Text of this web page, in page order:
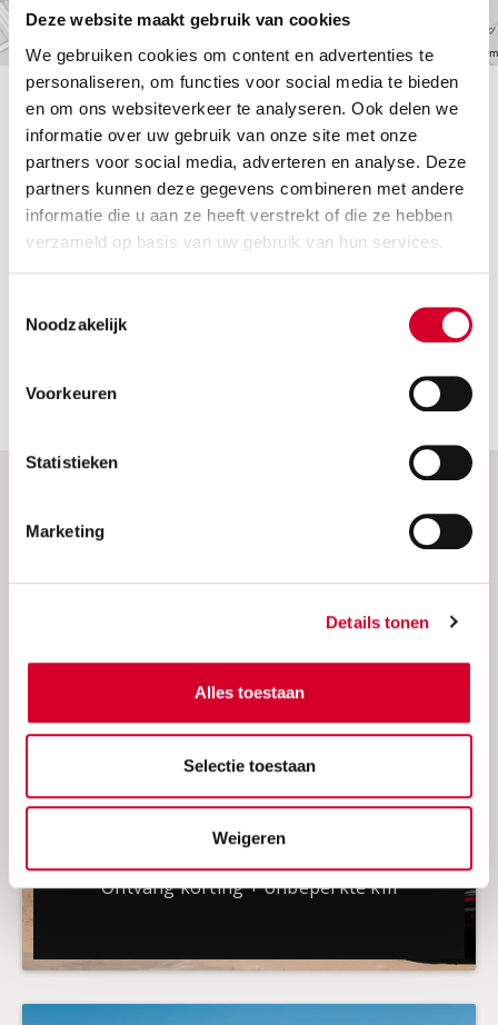
Deze website maakt gebruik van cookies
We gebruiken cookies om content en advertenties te
personaliseren, om functies voor social media te bieden
en om ons websiteverkeer te analyseren. Ook delen we
informatie over uw gebruik van onze site met onze
partners voor social media, adverteren en analyse. Deze
partners kunnen deze gegevens combineren met andere
informatie die u aan ze heeft verstrekt of die ze hebben
verzameld op basis van uw gebruik van hun services.
Noodzakelijk
Voorkeuren
Statistieken
Marketing
Details tonen
Alles toestaan
Selectie toestaan
Weigeren
©2026 TomTom
Vind een vestiging
Vind een
Rotterdam Airportplein 4
Avis zomeraanbieding 2026
Ontvang korting + onbeperkte km